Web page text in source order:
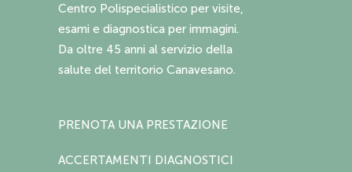
Centro Polispecialistico per visite,
esami e diagnostica per immagini.
Da oltre 45 anni al servizio della
salute del territorio Canavesano.
PRENOTA UNA PRESTAZIONE
ACCERTAMENTI DIAGNOSTICI